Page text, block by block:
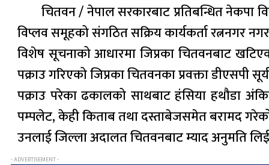
चितवन / नेपाल सरकारबाट प्रतिबन्धित नेकपा
विप्लव समूहको संगठित सक्रिय कार्यकर्ता रत्ननगर
विशेष सूचनाको आधारमा जिप्रका चितवनबाट
पक्राउ गरिएको जिप्रका चितवनका प्रवक्ता डीएसपी
पक्राउ परेका ढकालको साथबाट हंसिया हथौडा
पम्पलेट, केही किताब तथा दस्ताबेजसमेत बरामद गरेको
उनलाई जिल्ला अदालत चितवनबाट म्याद अनुमति
- ADVERTISEMENT -